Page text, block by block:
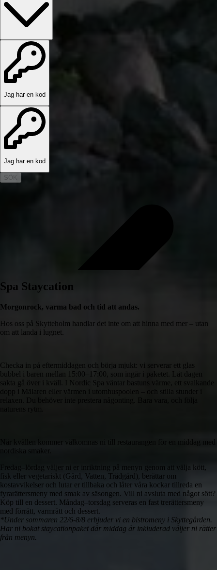
Jag har en kod
Jag har en kod
SÖK
Spa Staycation
Morgonrock, varma bad och tid att andas.
Hos oss på Skytteholm handlar det inte om att hinna med mer – utan
om att landa i lugnet.
Checka in på eftermiddagen och börja mjukt: vi serverar ett glas
bubbel i baren mellan 15:00–17:00, som ingår i paketet. Låt dagen
sakta gå över i kväll. I Nordic Spa väntar bastuns värme, ett svalkande
dopp i Mälaren eller värmen i utomhuspoolen – och stilla stunder i
relaxen. Du behöver inte prestera någonting. Bara vara, och följa
När kvällen kommer välkomnas ni till restaurangen för en middag med
nordiska smaker.
Fredag–lördag väljer ni er inriktning på menyn genom att välja kött,
fisk eller vegetariskt (Gård, Vatten, Trädgård), berättar om
kostavvikelser och lutar er tillbaka och låter våra kockar tillreda en
fyrarättersmeny med smak av säsongen. Vill ni avsluta med något sött?
Köp till en dessert. Måndag–torsdag serveras en fast trerättersmeny
med förrätt, varmrätt och dessert.
*Under sommaren 22/6-8/8 erbjuder vi en bistromeny i Skyttegården.
Har ni bokat staycationpaket där middag är inkluderad väljer ni rätter
från menyn.